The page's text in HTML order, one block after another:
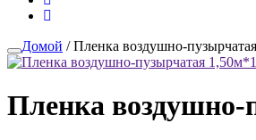
Домой / Пленка воздушно-
Пленка воздушно-